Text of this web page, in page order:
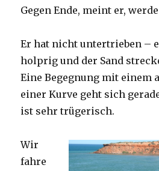
Gegen Ende, meint er,
Er hat nicht untertrieben –
holprig und der Sand
Eine Begegnung mit einem
einer Kurve geht sich
ist sehr trügerisch.
Wir
fahre